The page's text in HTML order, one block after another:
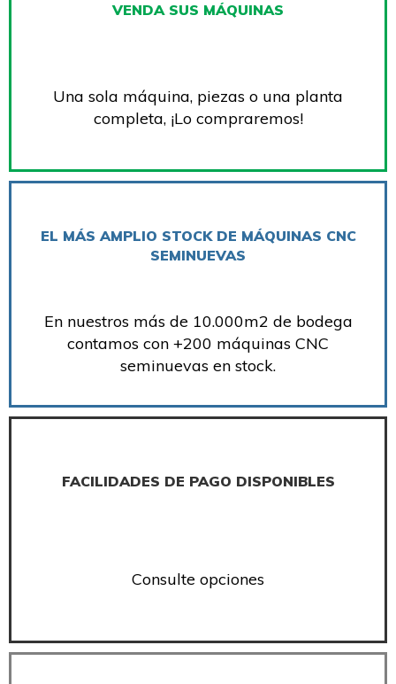
VENDA SUS MÁQUINAS
Una sola máquina, piezas o una planta
completa, ¡Lo compraremos!
EL MÁS AMPLIO STOCK DE MÁQUINAS CNC
SEMINUEVAS
En nuestros más de 10.000m2 de bodega
contamos con +200 máquinas CNC
seminuevas en stock.
FACILIDADES DE PAGO DISPONIBLES
Consulte opciones